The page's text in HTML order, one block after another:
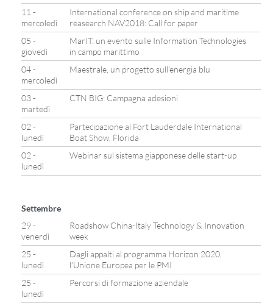
11 -
mercoledì
International conference on ship and maritime
reasearch NAV2018: Call for paper
05 -
giovedì
MarIT: un evento sulle Information Technologies
in campo marittimo
04 -
mercoledì
Maestrale, un progetto sull’energia blu
03 -
martedì
CTN BIG: Campagna adesioni
02 -
lunedì
Partecipazione al Fort Lauderdale International
Boat Show, Florida
02 -
lunedì
Webinar sul sistema giapponese delle start-up
Settembre
29 -
venerdì
Roadshow China-Italy Technology & Innovation
week
25 -
lunedì
Dagli appalti al programma Horizon 2020,
l’Unione Europea per le PMI
25 -
lunedì
Percorsi di formazione aziendale